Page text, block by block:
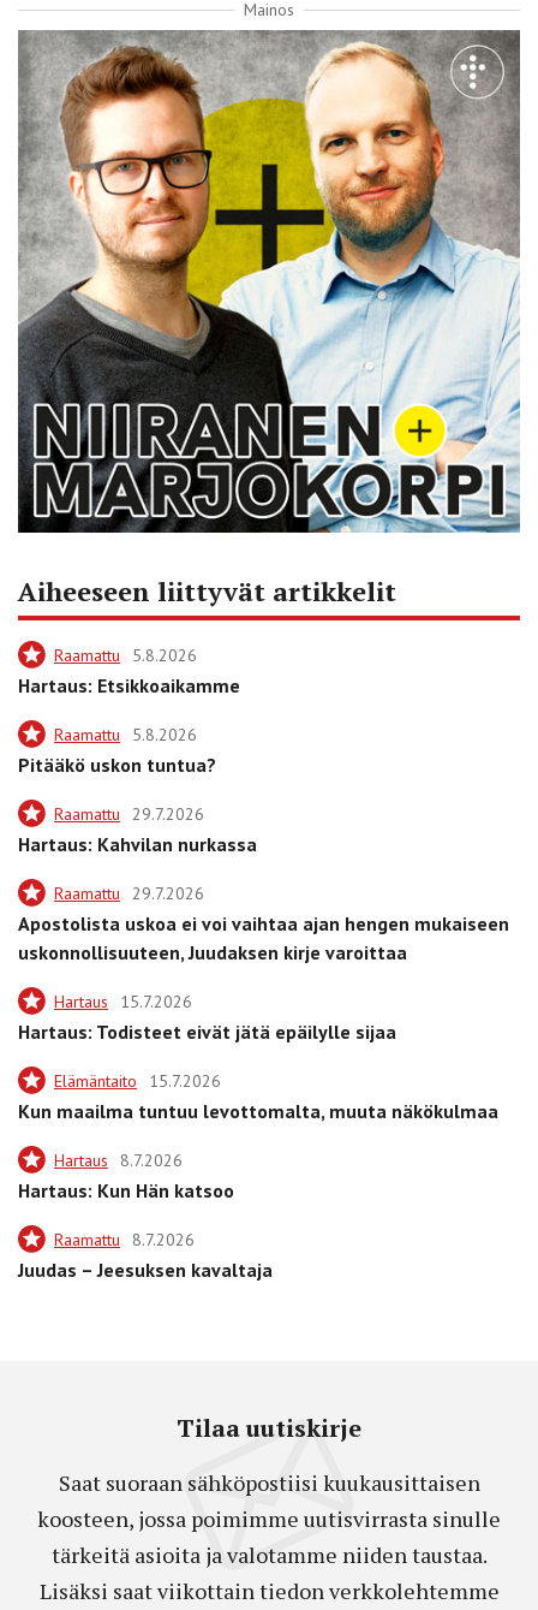
Mainos
Aiheeseen liittyvät artikkelit
Raamattu 5.8.2026
Hartaus: Etsikkoaikamme
Raamattu 5.8.2026
Pitääkö uskon tuntua?
Raamattu 29.7.2026
Hartaus: Kahvilan nurkassa
Raamattu 29.7.2026
Apostolista uskoa ei voi vaihtaa ajan hengen mukaiseen
uskonnollisuuteen, Juudaksen kirje varoittaa
Hartaus 15.7.2026
Hartaus: Todisteet eivät jätä epäilylle sijaa
Elämäntaito 15.7.2026
Kun maailma tuntuu levottomalta, muuta näkökulmaa
Hartaus 8.7.2026
Hartaus: Kun Hän katsoo
Raamattu 8.7.2026
Juudas – Jeesuksen kavaltaja
Tilaa uutiskirje
Saat suoraan sähköpostiisi kuukausittaisen
koosteen, jossa poimimme uutisvirrasta sinulle
tärkeitä asioita ja valotamme niiden taustaa.
Lisäksi saat viikottain tiedon verkkolehtemme